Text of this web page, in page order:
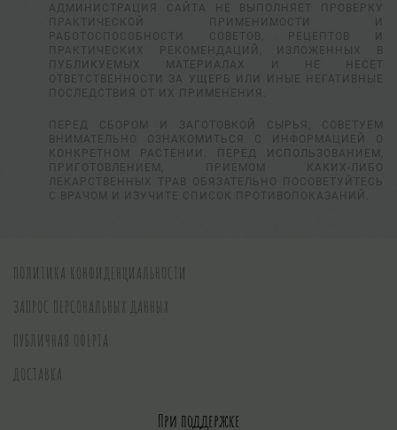
АДМИНИСТРАЦИЯ САЙТА НЕ ВЫПОЛНЯЕТ ПРОВЕРКУ
ПРАКТИЧЕСКОЙ ПРИМЕНИМОСТИ И
РАБОТОСПОСОБНОСТИ СОВЕТОВ, РЕЦЕПТОВ И
ПРАКТИЧЕСКИХ РЕКОМЕНДАЦИЙ, ИЗЛОЖЕННЫХ В
ПУБЛИКУЕМЫХ МАТЕРИАЛАХ И НЕ НЕСЕТ
ОТВЕТСТВЕННОСТИ ЗА УЩЕРБ ИЛИ ИНЫЕ НЕГАТИВНЫЕ
ПОСЛЕДСТВИЯ ОТ ИХ ПРИМЕНЕНИЯ.
ПЕРЕД СБОРОМ И ЗАГОТОВКОЙ СЫРЬЯ, СОВЕТУЕМ
ВНИМАТЕЛЬНО ОЗНАКОМИТЬСЯ С ИНФОРМАЦИЕЙ О
КОНКРЕТНОМ РАСТЕНИИ. ПЕРЕД ИСПОЛЬЗОВАНИЕМ,
ПРИГОТОВЛЕНИЕМ, ПРИЕМОМ КАКИХ-ЛИБО
ЛЕКАРСТВЕННЫХ ТРАВ ОБЯЗАТЕЛЬНО ПОСОВЕТУЙТЕСЬ
С ВРАЧОМ И ИЗУЧИТЕ СПИСОК ПРОТИВОПОКАЗАНИЙ.
ПОЛИТИКА КОНФИДЕНЦИАЛЬНОСТИ
ЗАПРОС ПЕРСОНАЛЬНЫХ ДАННЫХ
ПУБЛИЧНАЯ ОФЕРТА
ДОСТАВКА
При поддержке